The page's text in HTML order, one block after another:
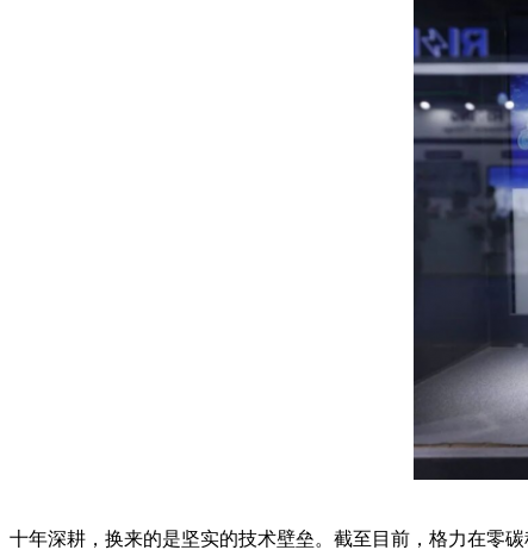
十年深耕，换来的是坚实的技术壁垒。截至目前，格力在零